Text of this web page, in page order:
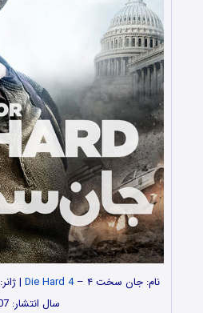
نام: جان سخت ۴ – Die Hard 4 | ژانر:
سال انتشار: 2007